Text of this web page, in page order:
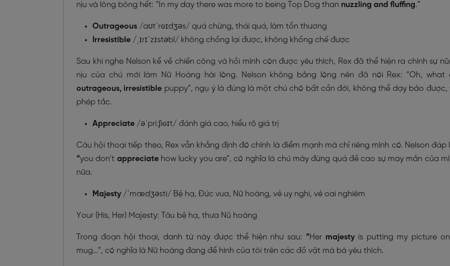
nịu và lông bông hết: “ In my day there was more to being Top Dog than nuzzling and fluffing.”
Outrageous /aʊtˈreɪdʒəs/ quá chừng, thái quá, làm tổn thương
Irresistible /ˌɪrɪˈzɪstəbl/ không chống lại được, không khống chế được
Sau khi nghe Nelson kể về chiến công và hồi mình còn được yêu thích, Rex đã thể hiện ra chính sự
nịu của chú mới làm Nữ Hoàng hài lòng. Nelson không bằng lòng nên đã nói Rex: “Oh, what
outrageous, irresistible puppy”, ngụ ý là đúng là một chú chó bất cần đời, không thể dạy bảo được,
phép tắc.
Appreciate /əˈpriːʃieɪt/ đánh giá cao, hiểu rõ giá trị
Câu hội thoại tiếp theo, Rex vẫn khẳng định đó chính là điểm mạnh mà chỉ riêng mình có. Nelson đáp
“you don’t appreciatehow lucky you are”, có nghĩa là chú mày đừng quá đề cao sự may mắn của
nữa.
Majesty /ˈmædʒəsti/ Bệ hạ, Đức vua, Nữ hoàng, vẻ uy nghi, vẻ oai nghiêm
Your (His, Her) Majesty: Tâu bệ hạ, thưa Nũ hoàng
Trong đoạn hội thoại, danh từ này được thể hiện như sau: “Her majesty is putting my picture
mug…”, có nghĩa là Nữ hoàng đang để hình của tôi trên các đồ vật mà bà yêu thích.